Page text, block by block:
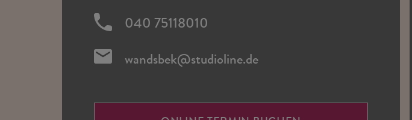
040 75118010
wandsbek@studioline.de